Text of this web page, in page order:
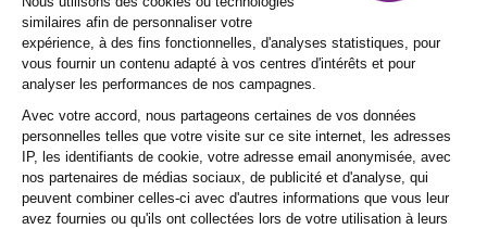
Éligible CPF
Formation professionnelle
Commerce – Vente > Marketing – Communication